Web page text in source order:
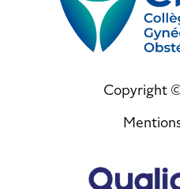
Copyright